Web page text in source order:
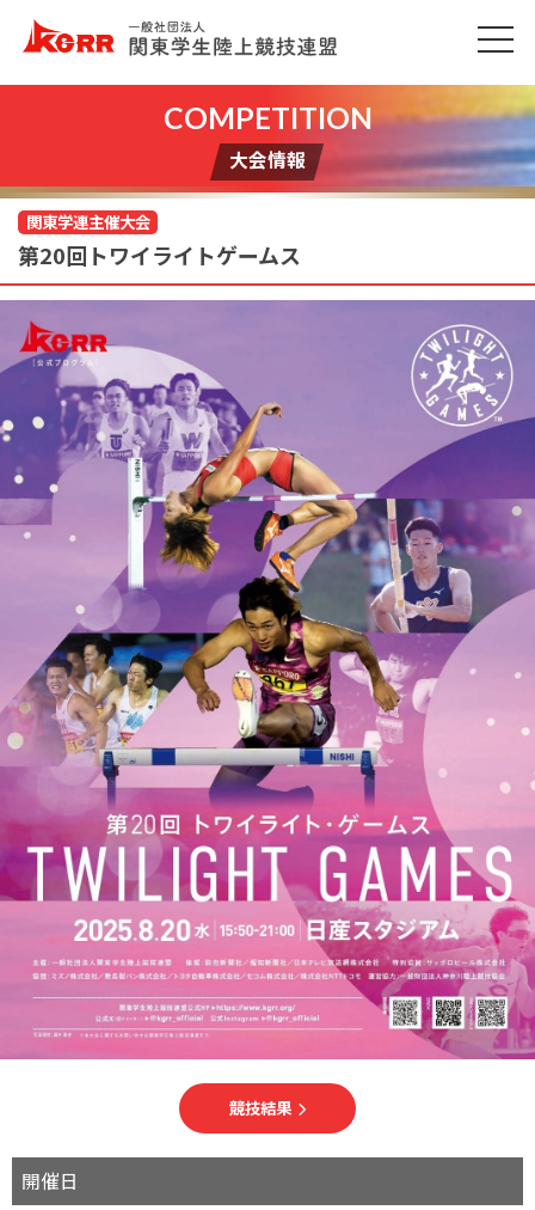
大会情報
関東学連主催大会
第20回トワイライトゲームス
競技結果
開催日